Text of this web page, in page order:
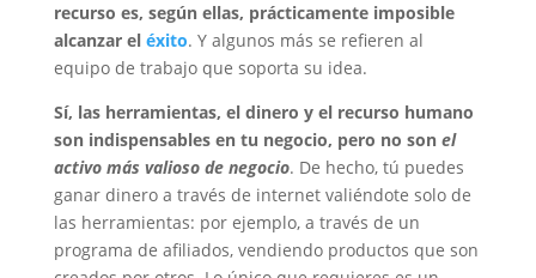
recurso es, según ellas, prácticamente imposible
alcanzar el éxito. Y algunos más se refieren al
equipo de trabajo que soporta su idea.
Sí, las herramientas, el dinero y el recurso humano
son indispensables en tu negocio, pero no son el
activo más valioso de negocio. De hecho, tú puedes
ganar dinero a través de internet valiéndote solo de
las herramientas: por ejemplo, a través de un
programa de afiliados, vendiendo productos que son